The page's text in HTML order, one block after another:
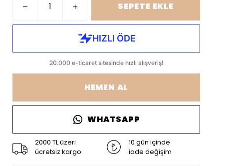
SEPETE EKLE
HEMEN AL
WHATSAPP
2000 TL üzeri
ücretsiz kargo
10 gün içinde
iade değişim